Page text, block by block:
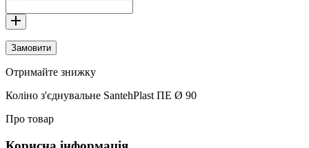
Замовити
Отримайте знижку
Коліно з'єднувальне SantehPlast ПЕ Ø 90
Про товар